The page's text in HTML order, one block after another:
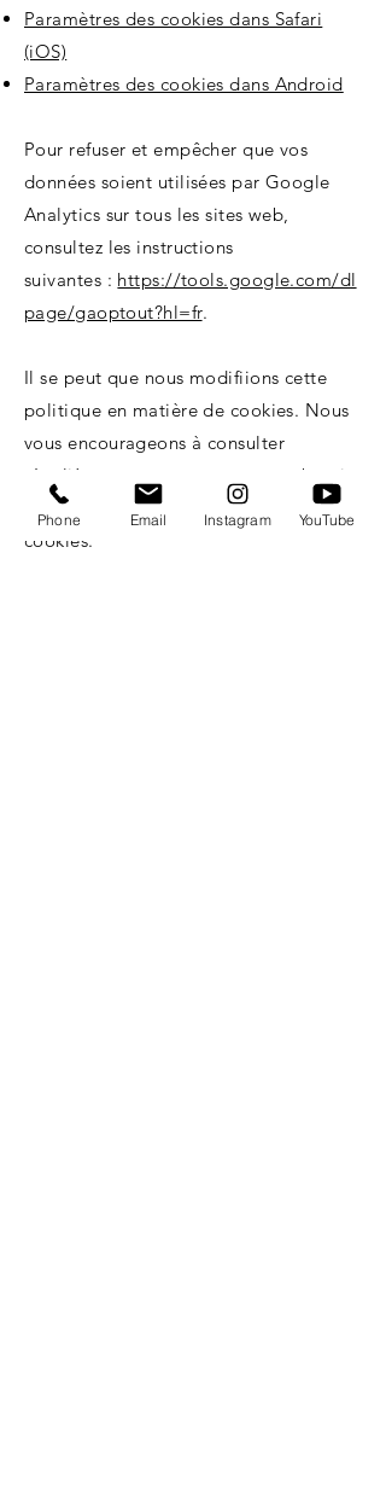
Paramètres des cookies dans Safari
(iOS)
Paramètres des cookies dans Android
Pour refuser et empêcher que vos
données soient utilisées par Google
Analytics sur tous les sites web,
consultez les instructions
suivantes : https://tools.google.com/dl
page/gaoptout?hl=fr.
Il se peut que nous modifiions cette
politique en matière de cookies. Nous
vous encourageons à consulter
régulièrement cette page pour obtenir
les dernières informations sur les
cookies.
Phone Email Instagram YouTube